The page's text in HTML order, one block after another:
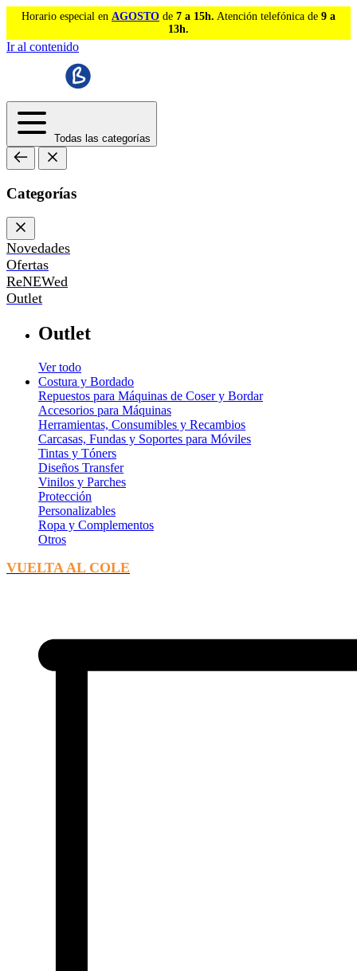
Horario especial en AGOSTO de 7 a 15h. Atención telefónica de 9 a
13h.
Ir al contenido
Todas las categorías
Categorías
Novedades
Ofertas
ReNEWed
Outlet
Outlet
Ver todo
Costura y Bordado
Repuestos para Máquinas de Coser y Bordar
Accesorios para Máquinas
Herramientas, Consumibles y Recambios
Carcasas, Fundas y Soportes para Móviles
Tintas y Tóners
Diseños Transfer
Vinilos y Parches
Protección
Personalizables
Ropa y Complementos
Otros
VUELTA AL COLE